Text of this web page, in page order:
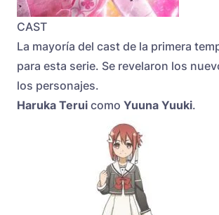
CAST
La mayoría del cast de la primera
para esta serie. Se revelaron los
los personajes.
Haruka Terui como Yuuna Yuuki.